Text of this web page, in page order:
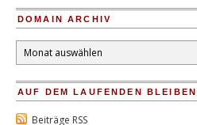
DOMAIN ARCHIV
Domain
Archiv
AUF DEM LAUFENDEN BLEIBEN
Beiträge RSS